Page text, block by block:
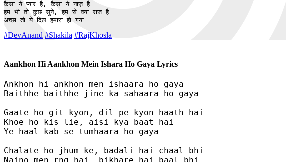
कैसा ये प्यार है, कैसा ये नाज़ है
हम भी तो कुछ सुने, हम से क्या राज है
अच्छा तो ये दिल हमारा हो गया
#DevAnand #Shakila #RajKhosla
Aankhon Hi Aankhon Mein Ishara Ho Gaya Lyrics
Ankhon hi ankhon men ishaara ho gaya
Baithhe baithhe jine ka sahaara ho gaya
Gaate ho git kyon, dil pe kyon haath hai
Khoe ho kis lie, aisi kya baat hai
Ye haal kab se tumhaara ho gaya
Chalate ho jhum ke, badali hai chaal bhi
Naino men rng hai, bikhare hai baal bhi